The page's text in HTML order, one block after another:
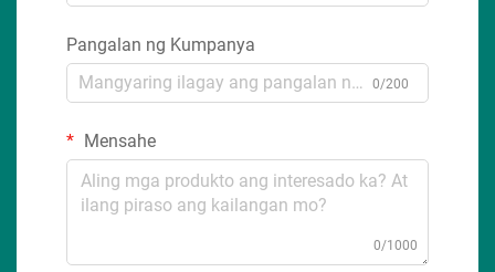
Pangalan ng Kumpanya
0/200
Mensahe
0/1000